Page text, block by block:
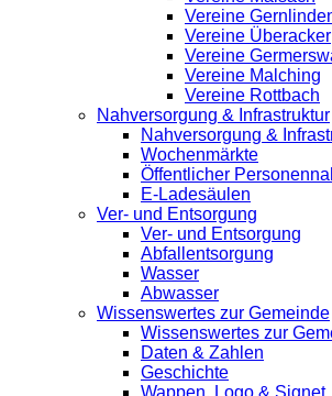
Vereine
Vereine Überacker
Vereine
Vereine Malching
Vereine Rottbach
Nahversorgung & Infrastruktur
Nahversorgung &
Wochenmärkte
Öffentlicher
E-Ladesäulen
Ver- und Entsorgung
Ver- und Entsorgung
Abfallentsorgung
Wasser
Abwasser
Wissenswertes zur Gemeinde
Wissenswertes zur
Daten & Zahlen
Geschichte
Wappen, Logo & Signet